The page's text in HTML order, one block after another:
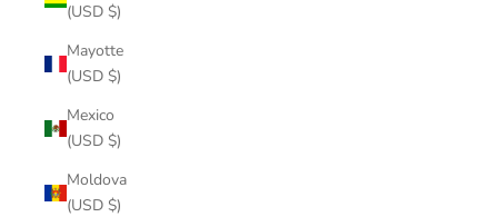
(USD $)
Mayotte
(USD $)
Mexico
(USD $)
Moldova
(USD $)